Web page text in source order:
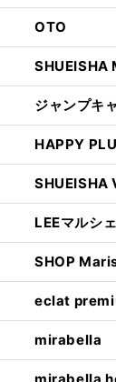
OTO
SHUEISHA
ジャンプキ
HAPPY
SHUEISHA
LEEマルシェ
SHOP
eclat
mirabella